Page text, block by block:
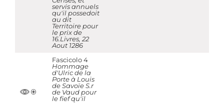
servis annuels
qu'il possedoit
au dit
Territoire pour
le prix de
16.Livres, 22
Aout 1286
Fascicolo 4
Hommage
d'Ulric de la
Porte à Louis
de Savoïe S.r
de Vaud pour
le fief qu'il